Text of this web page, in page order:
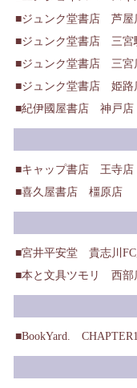
ジュンク堂書店 芦屋
ジュンク堂書店 三宮
ジュンク堂書店 三宮
ジュンク堂書店 姫路
紀伊國屋書店 神戸店
キャップ書店 王寺店
喜久屋書店 橿原店
宮井平安堂 貴志川
本と文具ツモリ 西部
BookYard. CHAPTER1